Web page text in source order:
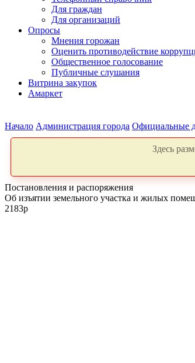
Для граждан
Для организаций
Опросы
Мнения горожан
Оценить противодействие
Общественное голосование
Публичные слушания
Витрина закупок
Амаркет
Начало Администрация города Официальные
Здесь
Постановления и распоряжения
Об изъятии земельного участка и жилых
2183р